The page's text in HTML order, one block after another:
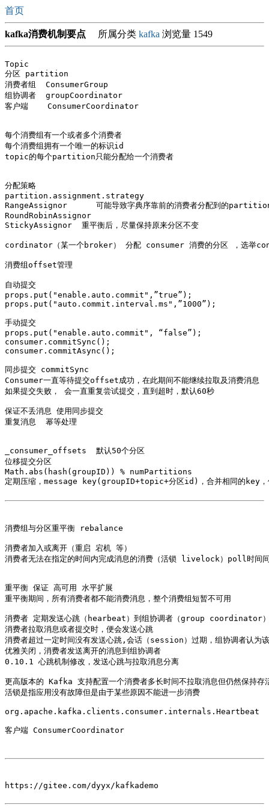
首页
kafka消费机制要点 所属分类 kafka 浏览量 1549
Topic
分区 partition
消费者组  ConsumerGroup
组协调者  groupCoordinator
客户端    ConsumerCoordinator
每个消费组有一个或者多个消费者
每个消费组拥有一个唯一的标识id
topic的每个partition只能分配给一个消费者
分配策略
partition.assignment.strategy
RangeAssignor      可能导致字典序靠前的消费者分配到的
RoundRobinAssignor
StickyAssignor  重平衡后，尽量保持原来分区不变
cordinator（某一个broker） 分配 consumer 消费的分区 ，选举
消费组offset管理
自动提交
props.put("enable.auto.commit",”true”);
props.put("auto.commit.interval.ms",”1000”);
手动提交
props.put("enable.auto.commit", “false”);
consumer.commitSync();
consumer.commitAsync();
同步提交 commitSync
Consumer一直等待提交offset成功，在此期间不能继续拉取及消费消息
如果提交失败， 会一直重复尝试提交，直到超时，默认60秒
保证不丢消息 使用同步提交
重复消息  幂等处理
_consumer_offsets  默认50个分区
位移提交分区
Math.abs(hash(groupID)) % numPartitions
定期压缩，message key(groupID+topic+分区id)，合并相同的key，
消费组与分区重平衡 rebalance
消费者加入或离开（重启 宕机 等）
消费者无法在指定的时间内完成消息的消费（活锁 livelock）poll
重平衡 保证 高可用 水平扩展
重平衡期间，所有消费者都不能消费消息，整个消费组短暂不可用
消费者 定期发送心跳（hearbeat）到组协调者（group
消费者拉取消息或者提交时，便会发送心跳
消费者超过一定时间没有发送心跳,会话（session）过期，组协调者认为
优雅关闭，消费者发送离开的消息到组协调者
0.10.1 心跳机制修改，发送心跳与拉取消息分离
更高版本的 Kafka 支持配置一个消费者多长时间不拉取消息但仍然保持
活锁是指应用没有故障但是由于某些原因不能进一步消费
org.apache.kafka.clients.consumer.internals.Heartbeat
客户端 ConsumerCoordinator
https://gitee.com/dyyx/kafkademo